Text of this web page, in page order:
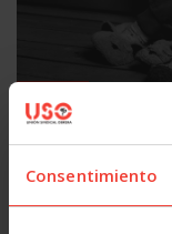
Consentimiento
Igualdad
16 JULIO, 2026